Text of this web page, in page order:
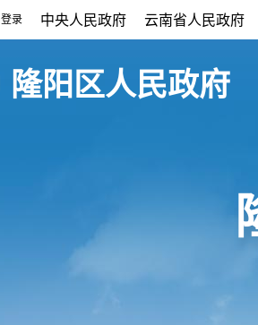
登录 中央人民政府 云南省人民政府
隆阳区人民政府